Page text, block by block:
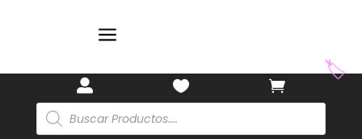
a
 

Búsqueda
de
productos